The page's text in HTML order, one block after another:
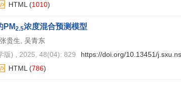
HTML (1010)
PM2.5浓度混合预测模型
贵生, 吴青东
版)
, 2025, 48(04): 829
https://doi.org/10.13451/
HTML (786)